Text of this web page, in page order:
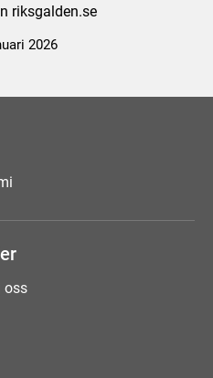
riksgalden.se
2026
oss